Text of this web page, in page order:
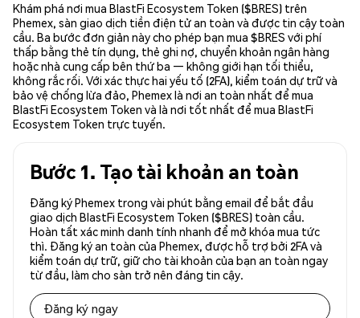
Khám phá nơi mua BlastFi Ecosystem Token ($BRES) trên
Phemex, sàn giao dịch tiền điện tử an toàn và được tin cậy toàn
cầu. Ba bước đơn giản này cho phép bạn mua $BRES với phí
thấp bằng thẻ tín dụng, thẻ ghi nợ, chuyển khoản ngân hàng
hoặc nhà cung cấp bên thứ ba — không giới hạn tối thiểu,
không rắc rối. Với xác thực hai yếu tố (2FA), kiểm toán dự trữ và
bảo vệ chống lừa đảo, Phemex là nơi an toàn nhất để mua
BlastFi Ecosystem Token và là nơi tốt nhất để mua BlastFi
Ecosystem Token trực tuyến.
Bước 1. Tạo tài khoản an toàn
Đăng ký Phemex trong vài phút bằng email để bắt đầu
giao dịch BlastFi Ecosystem Token ($BRES) toàn cầu.
Hoàn tất xác minh danh tính nhanh để mở khóa mua tức
thì. Đăng ký an toàn của Phemex, được hỗ trợ bởi 2FA và
kiểm toán dự trữ, giữ cho tài khoản của bạn an toàn ngay
từ đầu, làm cho sàn trở nên đáng tin cậy.
Đăng ký ngay